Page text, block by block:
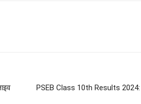
PSEB Class 10th Results